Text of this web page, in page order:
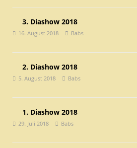
3. Diashow 2018
16. August 2018 Babs
2. Diashow 2018
5. August 2018 Babs
1. Diashow 2018
29. Juli 2018 Babs